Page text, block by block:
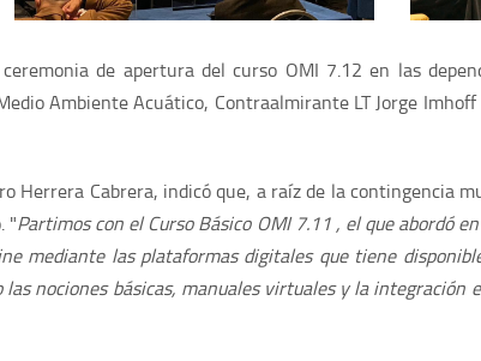
de apertura del curso OMI 7.12 en las
Ambiente Acuático, Contraalmirante LT Jorge
Herrera Cabrera, indicó que, a raíz de la contingencia
"Partimos con el Curso Básico OMI 7.11 , el que abordó
mediante las plataformas digitales que tiene
nociones básicas, manuales virtuales y la integración